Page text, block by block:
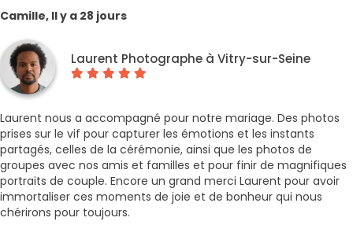
Camille, Il y a 28 jours
Laurent Photographe à Vitry-sur-Seine
Laurent nous a accompagné pour notre mariage. Des photos
prises sur le vif pour capturer les émotions et les instants
partagés, celles de la cérémonie, ainsi que les photos de
groupes avec nos amis et familles et pour finir de magnifiques
portraits de couple. Encore un grand merci Laurent pour avoir
immortaliser ces moments de joie et de bonheur qui nous
chérirons pour toujours.